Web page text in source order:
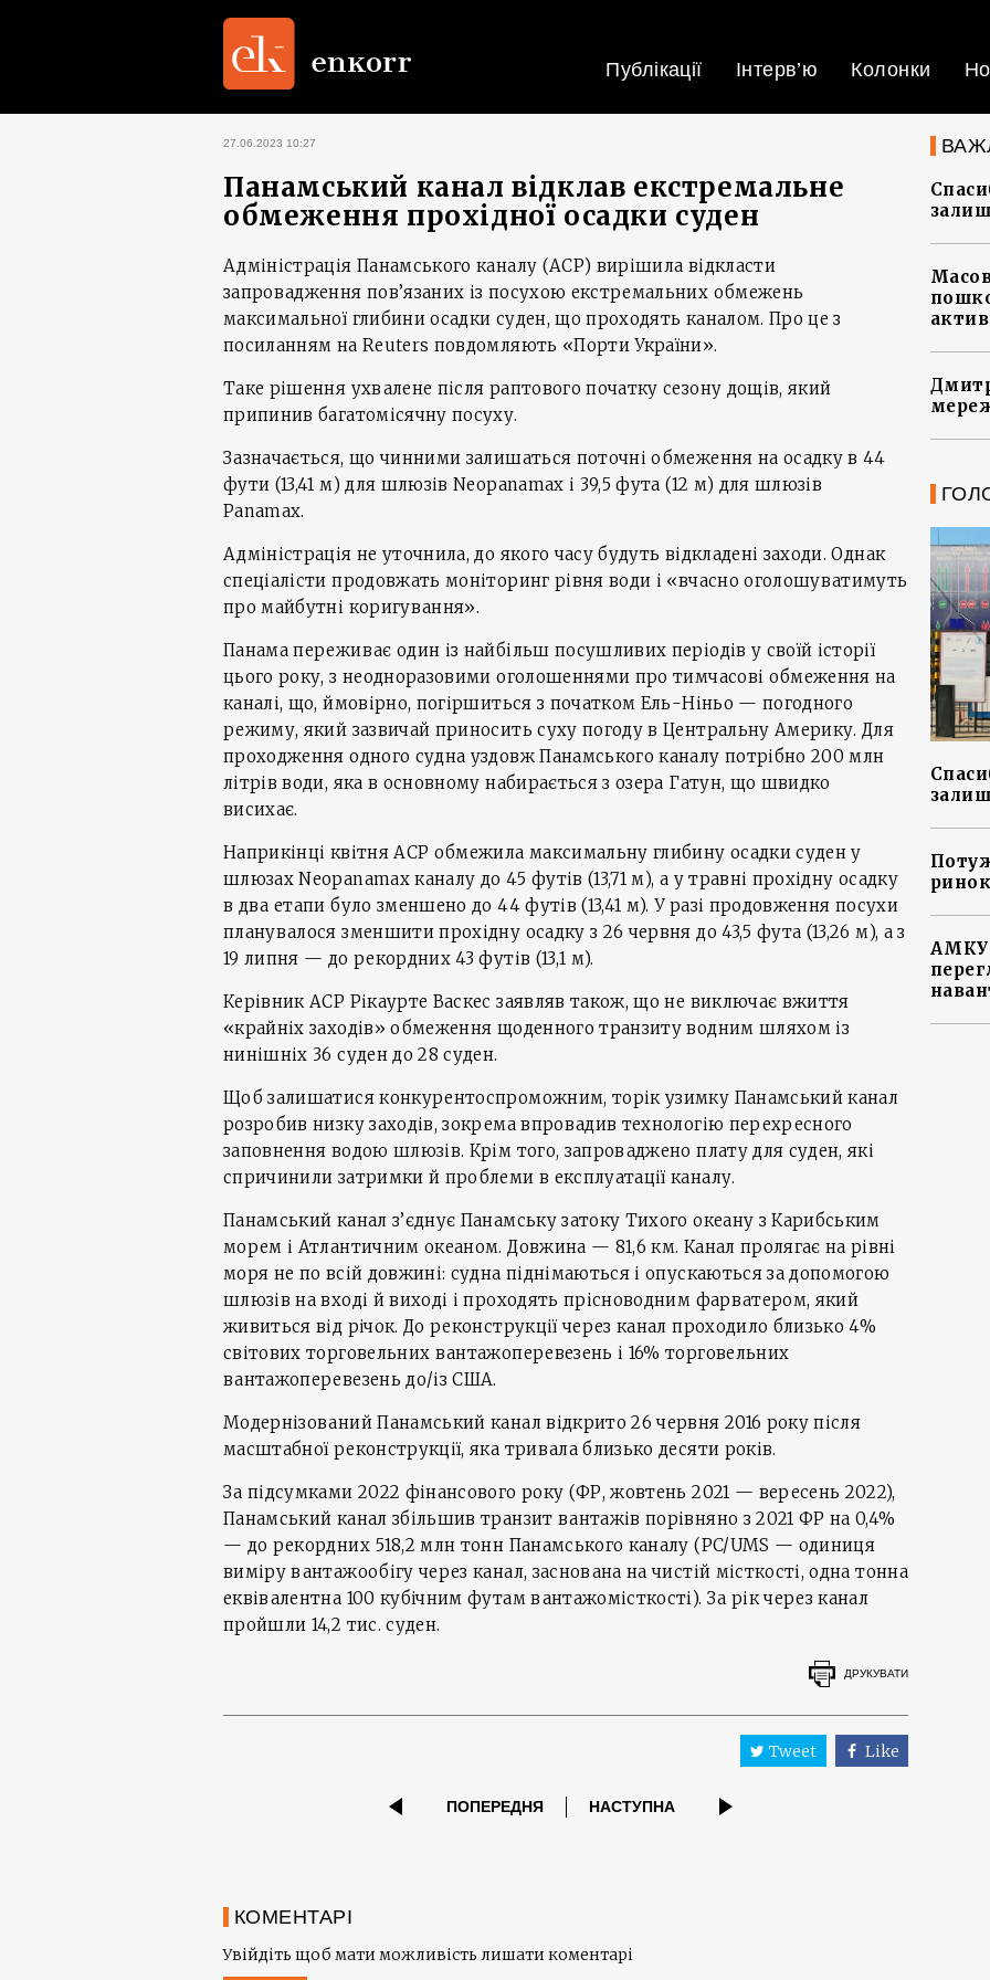
Публікації Інтерв’ю Колонки
27.06.2023 10:27
Панамський канал відклав екстремальне
обмеження прохідної осадки суден
Адміністрація Панамського каналу (ACP) вирішила відкласти
запровадження пов’язаних із посухою екстремальних обмежень
максимальної глибини осадки суден, що проходять каналом. Про це з
посиланням на Reuters повдомляють «Порти України».
Таке рішення ухвалене після раптового початку сезону дощів, який
припинив багатомісячну посуху.
Зазначається, що чинними залишаться поточні обмеження на осадку в 44
фути (13,41 м) для шлюзів Neopanamax і 39,5 фута (12 м) для шлюзів
Panamax.
Адміністрація не уточнила, до якого часу будуть відкладені заходи. Однак
спеціалісти продовжать моніторинг рівня води і «вчасно оголошуватимуть
про майбутні коригування».
Панама переживає один із найбільш посушливих періодів у своїй історії
цього року, з неодноразовими оголошеннями про тимчасові обмеження на
каналі, що, ймовірно, погіршиться з початком Ель-Ніньо — погодного
режиму, який зазвичай приносить суху погоду в Центральну Америку. Для
проходження одного судна уздовж Панамського каналу потрібно 200 млн
літрів води, яка в основному набирається з озера Гатун, що швидко
висихає.
Наприкінці квітня ACP обмежила максимальну глибину осадки суден у
шлюзах Neopanamax каналу до 45 футів (13,71 м), а у травні прохідну осадку
в два етапи було зменшено до 44 футів (13,41 м). У разі продовження посухи
планувалося зменшити прохідну осадку з 26 червня до 43,5 фута (13,26 м), а з
19 липня — до рекордних 43 футів (13,1 м).
Керівник ACP Рікаурте Васкес заявляв також, що не виключає вжиття
«крайніх заходів» обмеження щоденного транзиту водним шляхом із
нинішніх 36 суден до 28 суден.
Щоб залишатися конкурентоспроможним, торік узимку Панамський канал
розробив низку заходів, зокрема впровадив технологію перехресного
заповнення водою шлюзів. Крім того, запроваджено плату для суден, які
спричинили затримки й проблеми в експлуатації каналу.
Панамський канал з’єднує Панамську затоку Тихого океану з Карибським
морем і Атлантичним океаном. Довжина — 81,6 км. Канал пролягає на рівні
моря не по всій довжині: судна піднімаються і опускаються за допомогою
шлюзів на вході й виході і проходять прісноводним фарватером, який
живиться від річок. До реконструкції через канал проходило близько 4%
світових торговельних вантажоперевезень і 16% торговельних
вантажоперевезень до/із США.
Модернізований Панамський канал відкрито 26 червня 2016 року після
масштабної реконструкції, яка тривала близько десяти років.
За підсумками 2022 фінансового року (ФР, жовтень 2021 — вересень 2022),
Панамський канал збільшив транзит вантажів порівняно з 2021 ФР на 0,4%
— до рекордних 518,2 млн тонн Панамського каналу (PC/UMS — одиниця
виміру вантажообігу через канал, заснована на чистій місткості, одна тонна
еквівалентна 100 кубічним футам вантажомісткості). За рік через канал
пройшли 14,2 тис. суден.
ДРУКУВАТИ
Tweet Like
ПОПЕРЕДНЯ НАСТУПНА
КОМЕНТАРІ
Увійдіть щоб мати можливість лишати коментарі
АМКУ